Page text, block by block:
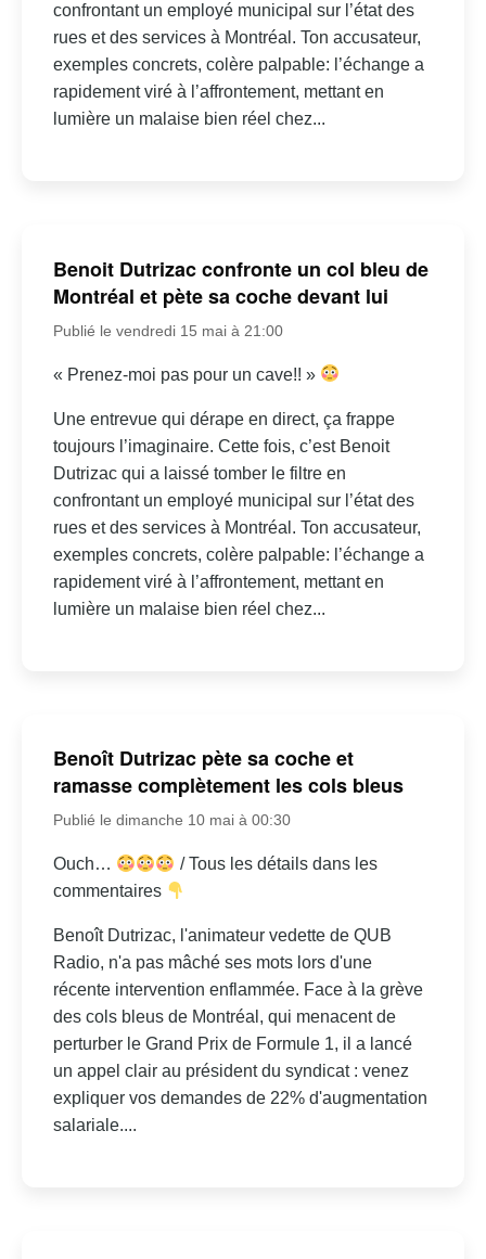
confrontant un employé municipal sur l’état des
rues et des services à Montréal. Ton accusateur,
exemples concrets, colère palpable: l’échange a
rapidement viré à l’affrontement, mettant en
lumière un malaise bien réel chez...
Benoit Dutrizac confronte un col bleu de
Montréal et pète sa coche devant lui
Publié le vendredi 15 mai à 21:00
« Prenez-moi pas pour un cave!! »
Une entrevue qui dérape en direct, ça frappe
toujours l’imaginaire. Cette fois, c’est Benoit
Dutrizac qui a laissé tomber le filtre en
confrontant un employé municipal sur l’état des
rues et des services à Montréal. Ton accusateur,
exemples concrets, colère palpable: l’échange a
rapidement viré à l’affrontement, mettant en
lumière un malaise bien réel chez...
Benoît Dutrizac pète sa coche et
ramasse complètement les cols bleus
Publié le dimanche 10 mai à 00:30
Ouch…
/ Tous les détails dans les
commentaires
Benoît Dutrizac, l'animateur vedette de QUB
Radio, n'a pas mâché ses mots lors d'une
récente intervention enflammée. Face à la grève
des cols bleus de Montréal, qui menacent de
perturber le Grand Prix de Formule 1, il a lancé
un appel clair au président du syndicat : venez
expliquer vos demandes de 22% d'augmentation
salariale....